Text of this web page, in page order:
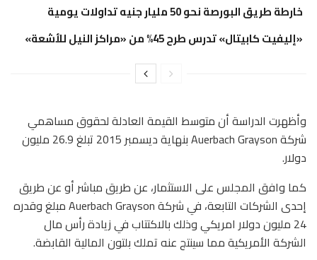
خارطة طريق البورصة نحو 50 مليار جنيه تداولات يومية
«إليفيت كابيتال» تدرس طرح 45% من «مراكز النيل للأشعة»
وأظهرت الدراسة أن متوسط القيمة العادلة لحقوق مساهمي
شركة Auerbach Grayson بنهاية ديسمبر 2015 تبلغ 26.9 مليون
دولار.
كما وافق المجلس على الاستثمار، عن طريق مباشر أو عن طريق
إحدى الشركات التابعة، في شركة Auerbach Grayson مبلغ وقدره
24 مليون دولار امريكي وذلك بالاكتتاب في زيادة رأس مال
الشركة الأمريكية مما سينتج عنه تملك بلتون المالية القابضة.